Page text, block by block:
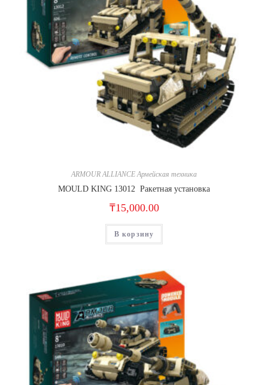
ARMOUR ALLIANCE Армейская техника
MOULD KING 13012 Ракетная установка
₸15,000.00
В корзину